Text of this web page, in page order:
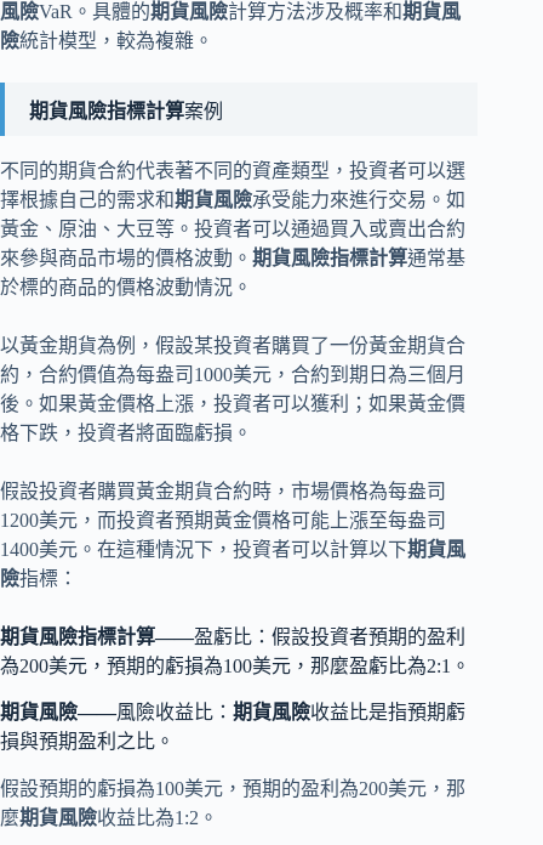
風險VaR。具體的期貨風險計算方法涉及概率和期貨風
險統計模型，較為複雜。
期貨風險指標計算案例
不同的期貨合約代表著不同的資產類型，投資者可以選
擇根據自己的需求和期貨風險承受能力來進行交易。如
黃金、原油、大豆等。投資者可以通過買入或賣出合約
來參與商品市場的價格波動。 期貨風險指標計算通常基
於標的商品的價格波動情況。
以黃金期貨為例，假設某投資者購買了一份黃金期貨合
約，合約價值為每盎司1000美元，合約到期日為三個月
後。如果黃金價格上漲，投資者可以獲利；如果黃金價
格下跌，投資者將面臨虧損。
假設投資者購買黃金期貨合約時，市場價格為每盎司
1200美元，而投資者預期黃金價格可能上漲至每盎司
1400美元。在這種情況下，投資者可以計算以下期貨風
險指標：
期貨風險指標計算——盈虧比：假設投資者預期的盈利
為200美元，預期的虧損為100美元，那麼盈虧比為2:1。
期貨風險——風險收益比： 期貨風險收益比是指預期虧
損與預期盈利之比。
假設預期的虧損為100美元，預期的盈利為200美元，那
麼期貨風險收益比為1:2。